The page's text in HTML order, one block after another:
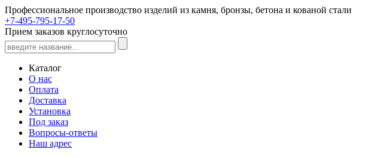
Профессиональное производство изделий из камня, бронзы, бетона и кованой стали
+7-495-795-17-50
Прием заказов круглосуточно
Каталог
О нас
Оплата
Доставка
Установка
Под заказ
Вопросы-ответы
Наш адрес